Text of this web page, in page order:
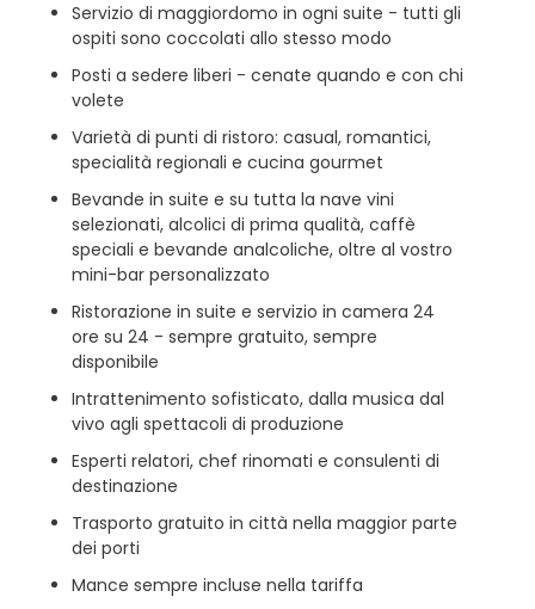
Servizio di maggiordomo in ogni suite - tutti gli
ospiti sono coccolati allo stesso modo
Posti a sedere liberi - cenate quando e con chi
volete
Varietà di punti di ristoro: casual, romantici,
specialità regionali e cucina gourmet
Bevande in suite e su tutta la nave vini
selezionati, alcolici di prima qualità, caffè
speciali e bevande analcoliche, oltre al vostro
mini-bar personalizzato
Ristorazione in suite e servizio in camera 24
ore su 24 - sempre gratuito, sempre
disponibile
Intrattenimento sofisticato, dalla musica dal
vivo agli spettacoli di produzione
Esperti relatori, chef rinomati e consulenti di
destinazione
Trasporto gratuito in città nella maggior parte
dei porti
Mance sempre incluse nella tariffa